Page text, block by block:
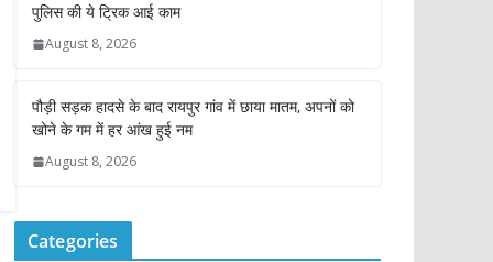
पुलिस की ये ट्रिक आई काम
August 8, 2026
पौड़ी सड़क हादसे के बाद रायपुर गांव में छाया मातम, अपनों को
खोने के गम में हर आंख हुई नम
August 8, 2026
Categories